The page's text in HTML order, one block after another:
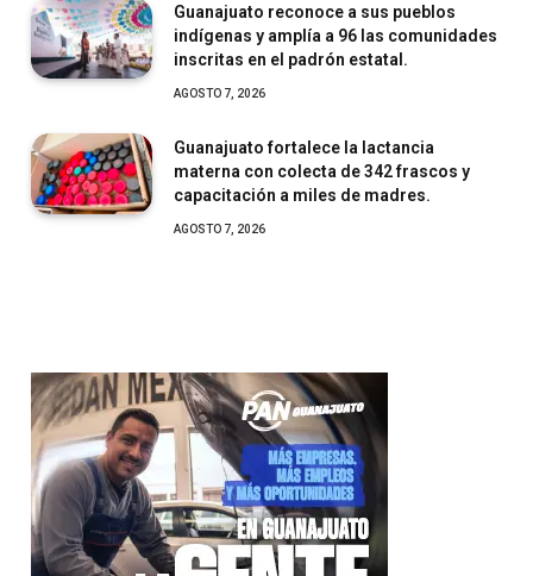
Guanajuato reconoce a sus pueblos
indígenas y amplía a 96 las comunidades
inscritas en el padrón estatal.
AGOSTO 7, 2026
Guanajuato fortalece la lactancia
materna con colecta de 342 frascos y
capacitación a miles de madres.
AGOSTO 7, 2026